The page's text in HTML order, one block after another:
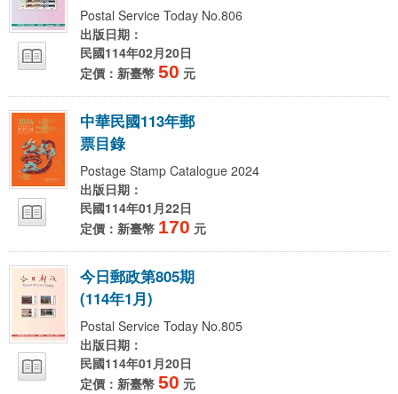
Postal Service Today No.806
出版日期：
民國114年02月20日
定價：新臺幣 50 元
中華民國113年郵
票目錄
Postage Stamp Catalogue 2024
出版日期：
民國114年01月22日
定價：新臺幣 170 元
今日郵政第805期
(114年1月)
Postal Service Today No.805
出版日期：
民國114年01月20日
定價：新臺幣 50 元